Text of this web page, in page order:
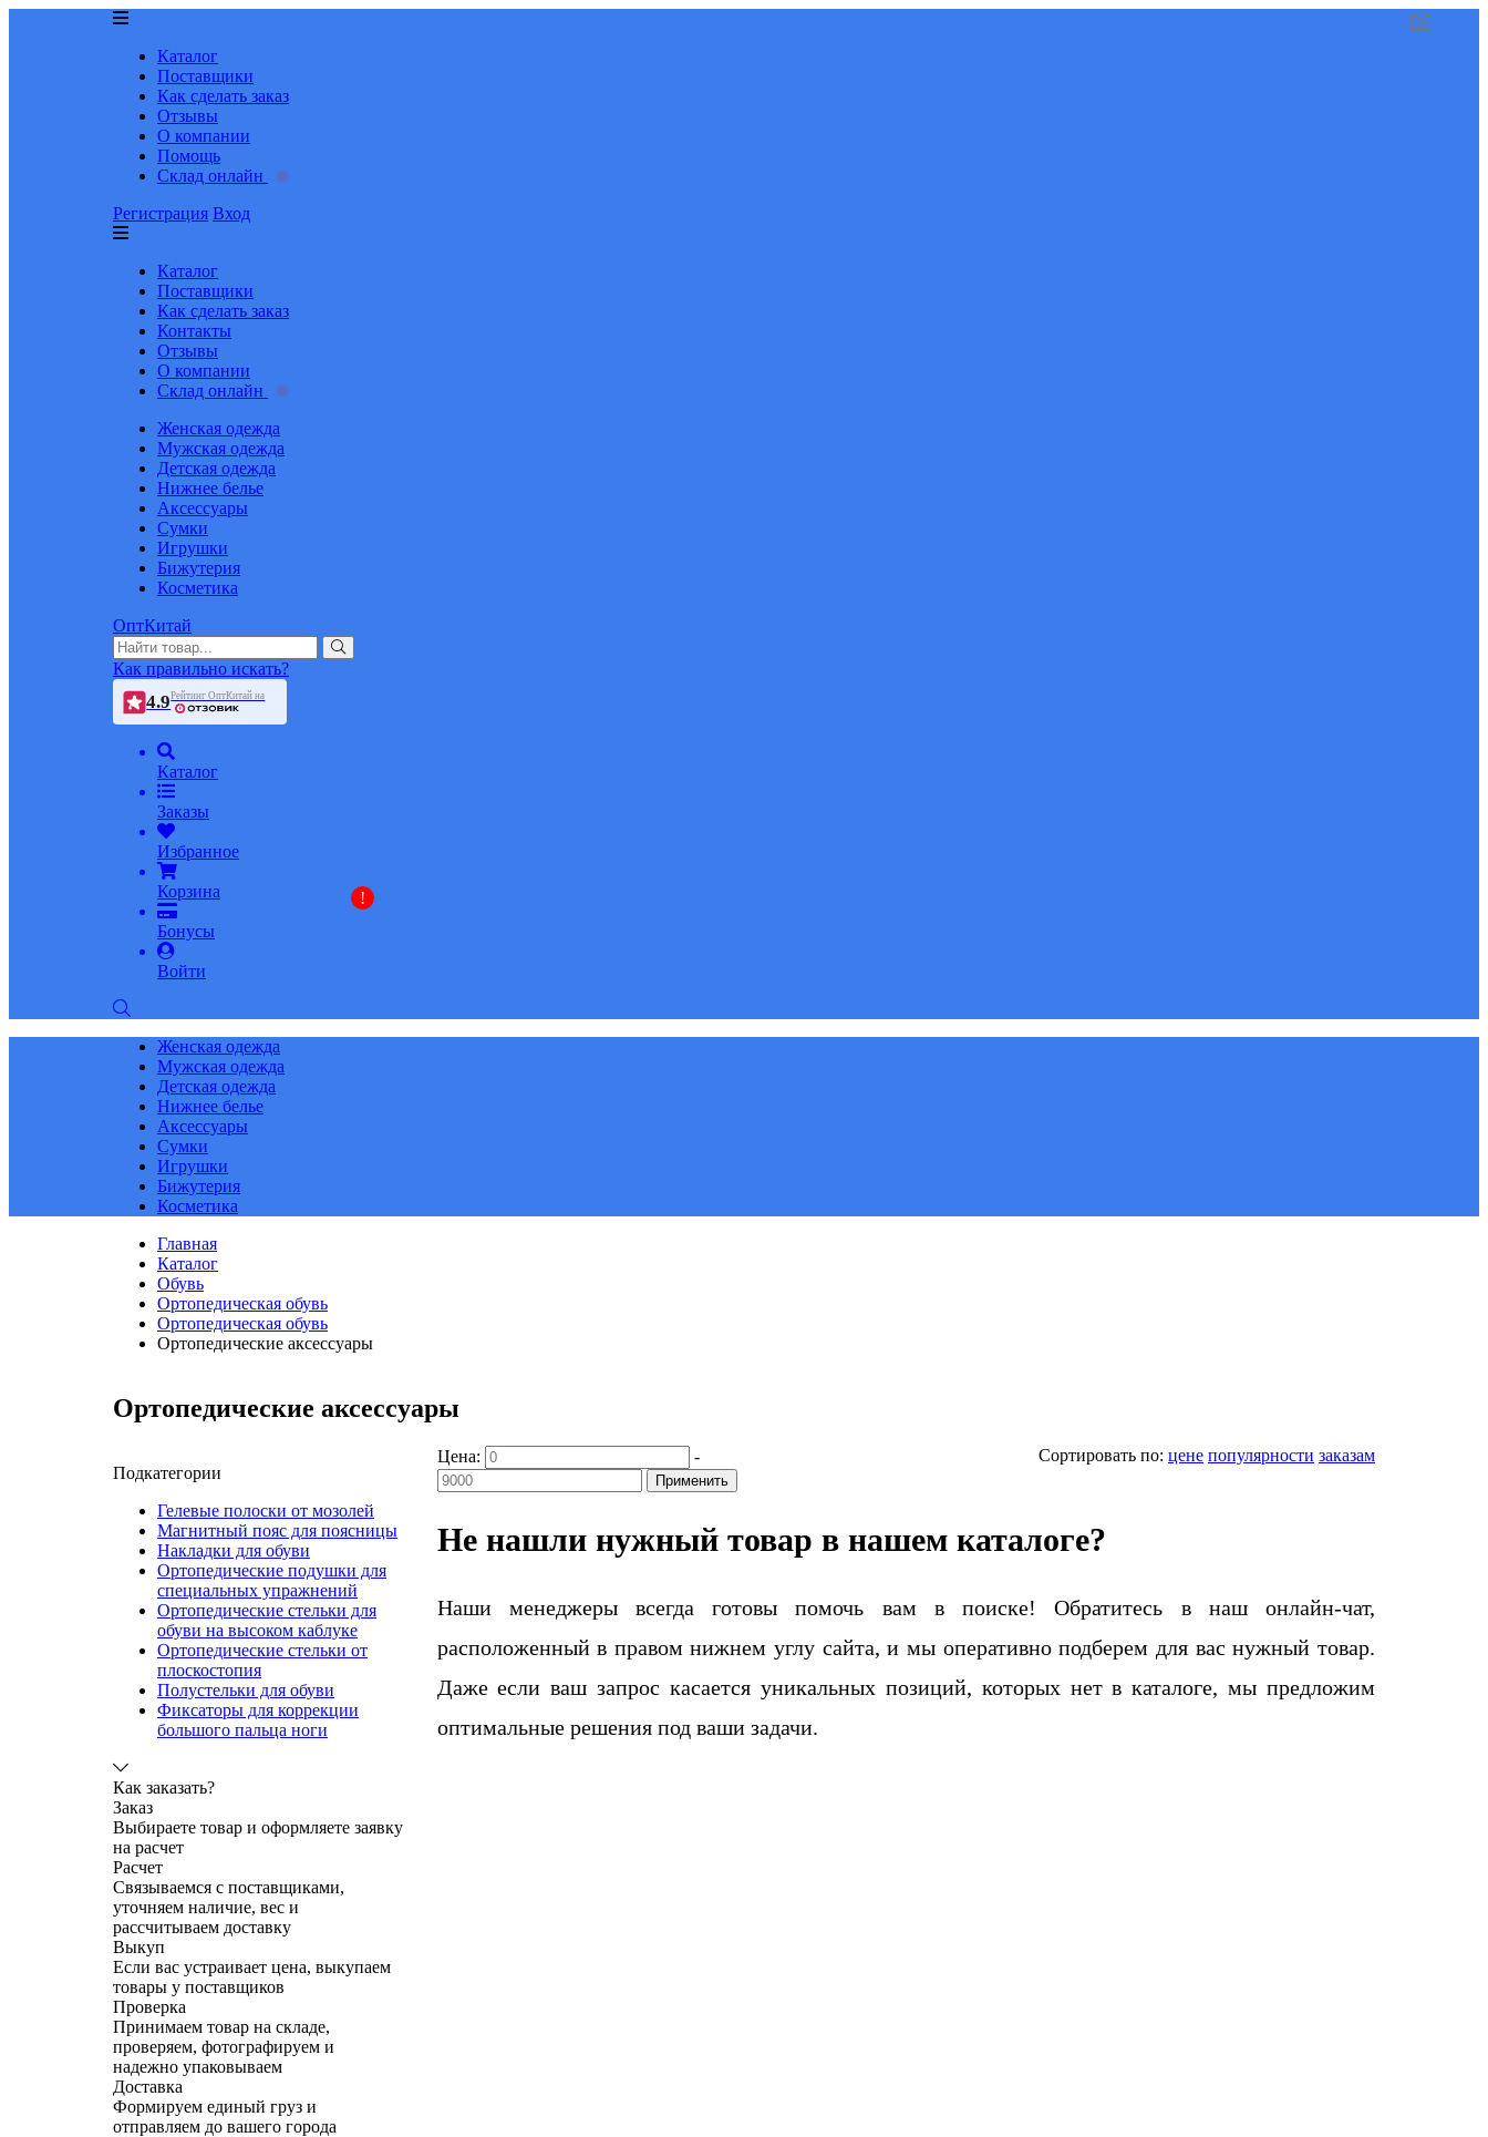
Каталог
Поставщики
Как сделать заказ
Отзывы
О компании
Помощь
Склад онлайн
Регистрация Вход
Каталог
Поставщики
Как сделать заказ
Контакты
Отзывы
О компании
Склад онлайн
Женская одежда
Мужская одежда
Детская одежда
Нижнее белье
Аксессуары
Сумки
Игрушки
Бижутерия
Косметика
ОптКитай
Как правильно искать?
4.9Рейтинг ОптКитай на
Каталог
Заказы
Избранное
Корзина
Бонусы
!
Войти
Женская одежда
Мужская одежда
Детская одежда
Нижнее белье
Аксессуары
Сумки
Игрушки
Бижутерия
Косметика
Главная
Каталог
Обувь
Ортопедическая обувь
Ортопедическая обувь
Ортопедические аксессуары
Ортопедические аксессуары
Подкатегории
Гелевые полоски от мозолей
Магнитный пояс для поясницы
Накладки для обуви
Ортопедические подушки для
специальных упражнений
Ортопедические стельки для
обуви на высоком каблуке
Ортопедические стельки от
плоскостопия
Полустельки для обуви
Фиксаторы для коррекции
большого пальца ноги
Как заказать?
Заказ
Выбираете товар и оформляете заявку
на расчет
Расчет
Связываемся с поставщиками,
уточняем наличие, вес и
рассчитываем доставку
Выкуп
Если вас устраивает цена, выкупаем
товары у поставщиков
Проверка
Принимаем товар на складе,
проверяем, фотографируем и
надежно упаковываем
Доставка
Формируем единый груз и
отправляем до вашего города
Сортировать по: цене популярности заказам
Цена: -
Применить
Не нашли нужный товар в нашем каталоге?
Наши менеджеры всегда готовы помочь вам в поиске! Обратитесь в наш онлайн-чат,
расположенный в правом нижнем углу сайта, и мы оперативно подберем для вас нужный товар.
Даже если ваш запрос касается уникальных позиций, которых нет в каталоге, мы предложим
оптимальные решения под ваши задачи.